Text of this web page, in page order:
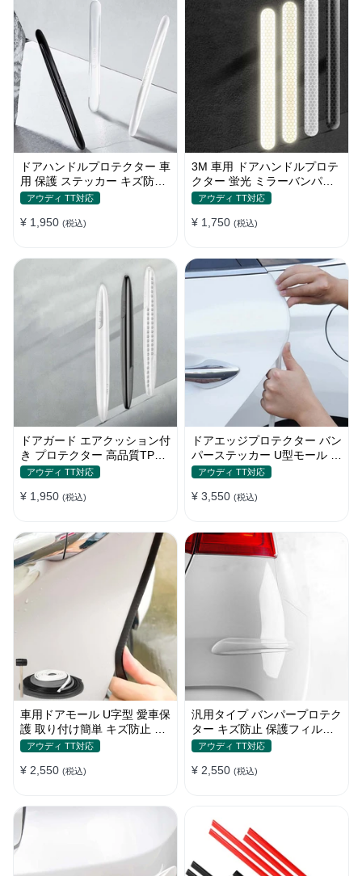
ドアハンドルプロテクター 車
用 保護 ステッカー キズ防止
高品質TPU製 4枚セット
アウディ TT対応
¥ 1,950 (税込)
3M 車用 ドアハンドルプロテ
クター 蛍光 ミラーバンパー
反射ステッカー 保護フィルム
アウディ TT対応
¥ 1,750 (税込)
ドアガード エアクッション付
き プロテクター 高品質TPU
製 キズ防止 取り付け簡単
アウディ TT対応
¥ 1,950 (税込)
ドアエッジプロテクター バン
パーステッカー U型モール キ
ズ防止 取り付け簡単 騒音低
アウディ TT対応
¥ 3,550 (税込)
車用ドアモール U字型 愛車保
護 取り付け簡単 キズ防止 騒
音低減 5m バンパーストリッ
アウディ TT対応
¥ 2,550 (税込)
汎用タイプ バンパープロテク
ター キズ防止 保護フィルム
取り付け簡単 フィット感抜群
アウディ TT対応
¥ 2,550 (税込)